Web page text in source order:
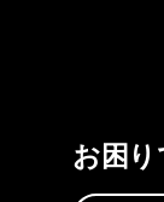
お困り